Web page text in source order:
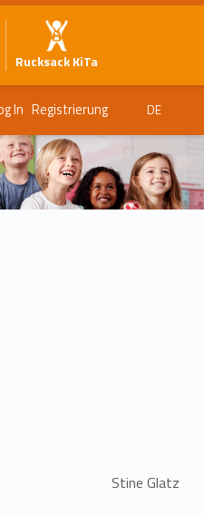
Rucksack KiTa
In Registrierung DE
Stine Glatz